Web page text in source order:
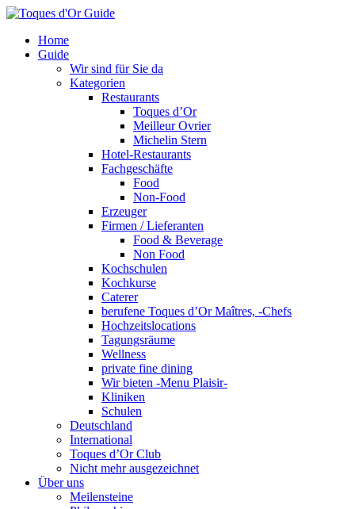
Home
Guide
Wir sind für Sie da
Kategorien
Restaurants
Toques d’Or
Meilleur Ovrier
Michelin Stern
Hotel-Restaurants
Fachgeschäfte
Food
Non-Food
Erzeuger
Firmen / Lieferanten
Food & Beverage
Non Food
Kochschulen
Kochkurse
Caterer
berufene Toques d’Or Maîtres, -Chefs
Hochzeitslocations
Tagungsräume
Wellness
private fine dining
Wir bieten -Menu Plaisir-
Kliniken
Schulen
Deutschland
International
Toques d’Or Club
Nicht mehr ausgezeichnet
Über uns
Meilensteine